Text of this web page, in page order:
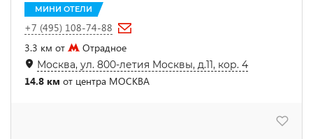
МИНИ ОТЕЛИ
+7 (495) 108-74-88
3.3 км от
Отрадное
Москва, ул. 800-летия Москвы, д.11, кор. 4
14.8 км от центра МОСКВА